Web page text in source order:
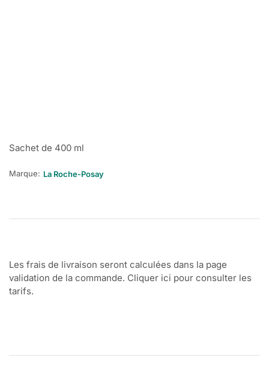
Sachet de 400 ml
Marque: La Roche-Posay
Les frais de livraison seront calculées dans la page
validation de la commande. Cliquer ici pour consulter les
tarifs.